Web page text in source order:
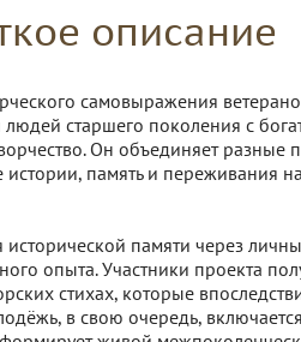
описание
самовыражения
людей старшего поколения с
Он объединяет
истории, память и переживания
памяти через
опыта. Участники проекта
стихах, которые
в свою очередь,